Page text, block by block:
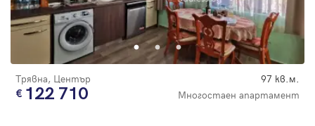
Трявна, Център 97 кв.м.
122 710 Многостаен апартамент